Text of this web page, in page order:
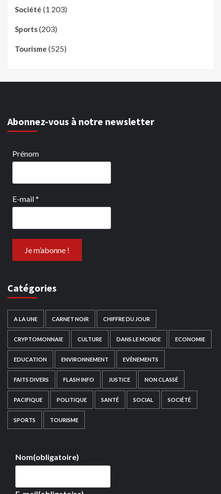
Société (1 203)
Sports(203)
Tourisme (525)
Abonnez-vous à notre newsletter
Prénom
E-mail*
Catégories
A LA UNE CARNET NOIR CHIFFRE DU JOUR
CRYPTOMONNAIE CULTURE DANS LE MONDE ECONOMIE
EDUCATION ENVIRONNEMENT EVÉNEMENTS
FAITS DIVERS FLASH INFO JUSTICE NON CLASSÉ
PACIFIQUE POLITIQUE SANTÉ SOCIAL SOCIÉTÉ
SPORTS TOURISME
Nom(obligatoire)